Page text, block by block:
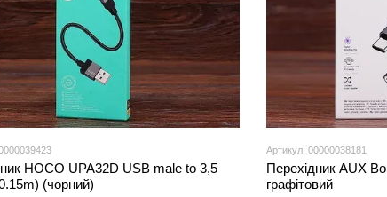
HOCO UPA32D USB male to 3,5
(чорний)
Артикул: 00000038181
Перехідник AUX
графітовий